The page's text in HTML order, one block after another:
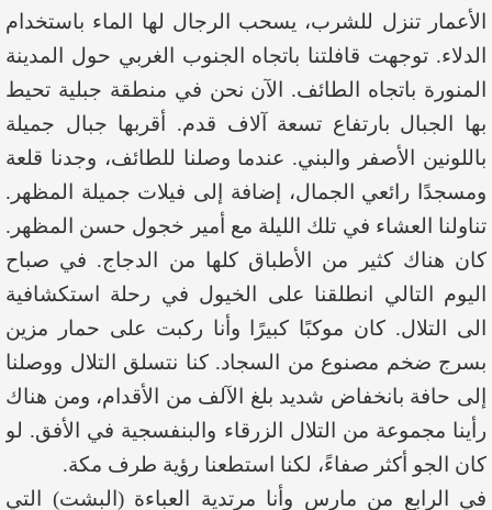
الأعمار تنزل للشرب، يسحب الرجال لها الماء باستخدام
الدلاء. توجهت قافلتنا باتجاه الجنوب الغربي حول المدينة
المنورة باتجاه الطائف. الآن نحن في منطقة جبلية تحيط
بها الجبال بارتفاع تسعة آلاف قدم. أقربها جبال جميلة
باللونين الأصفر والبني. عندما وصلنا للطائف، وجدنا قلعة
ومسجدًا رائعي الجمال، إضافة إلى فيلات جميلة المظهر.
تناولنا العشاء في تلك الليلة مع أمير خجول حسن المظهر.
كان هناك كثير من الأطباق كلها من الدجاج. في صباح
اليوم التالي انطلقنا على الخيول في رحلة استكشافية
الى التلال. كان موكبًا كبيرًا وأنا ركبت على حمار مزين
بسرج ضخم مصنوع من السجاد. كنا نتسلق التلال ووصلنا
إلى حافة بانخفاض شديد بلغ الآلف من الأقدام، ومن هناك
رأينا مجموعة من التلال الزرقاء والبنفسجية في الأفق. لو
كان الجو أكثر صفاءً، لكنا استطعنا رؤية طرف مكة.
في الرابع من مارس وأنا مرتدية العباءة (البشت) التي